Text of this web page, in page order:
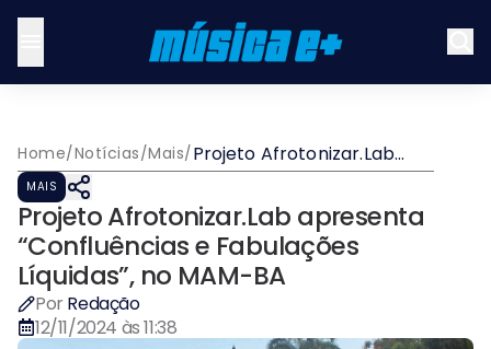
Home/Notícias/Mais/Projeto Afrotonizar.Lab
apresenta “Confluências e
MAM-BA
MAIS
Projeto Afrotonizar.Lab apresenta
“Confluências e Fabulações
Líquidas”, no MAM-BA
Por Redação
12/11/2024 às 11:38